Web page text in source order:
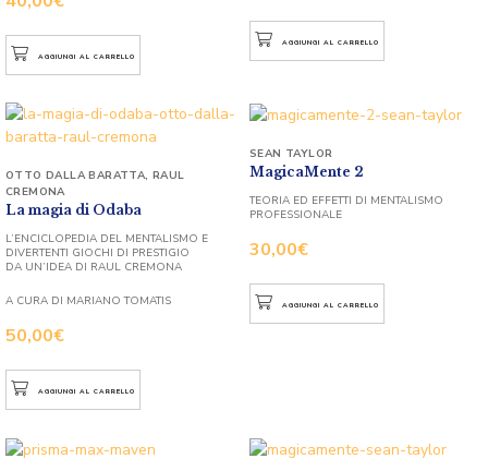
AGGIUNGI AL CARRELLO
AGGIUNGI AL CARRELLO
La magia di Odaba
50,00€
OTTO DALLA BARATTA,RAUL
CREMONA
L’ENCICLOPEDIA DEL MENTALISMO E
DIVERTENTI GIOCHI DI PRESTIGIO
DA UN’IDEA DI RAUL CREMONA
A CURA DI MARIANO TOMATIS
AGGIUNGI AL CARRELLO
MagicaMente 2
30,00€
SEAN TAYLOR
TEORIA ED EFFETTI DI MENTALISMO
PROFESSIONALE
AGGIUNGI AL CARRELLO